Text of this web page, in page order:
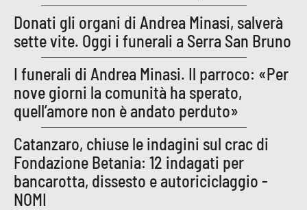
Donati gli organi di Andrea Minasi, salverà
sette vite. Oggi i funerali a Serra San Bruno
I funerali di Andrea Minasi. Il parroco: «Per
nove giorni la comunità ha sperato,
quell’amore non è andato perduto»
Catanzaro, chiuse le indagini sul crac di
Fondazione Betania: 12 indagati per
bancarotta, dissesto e autoriciclaggio -
NOMI